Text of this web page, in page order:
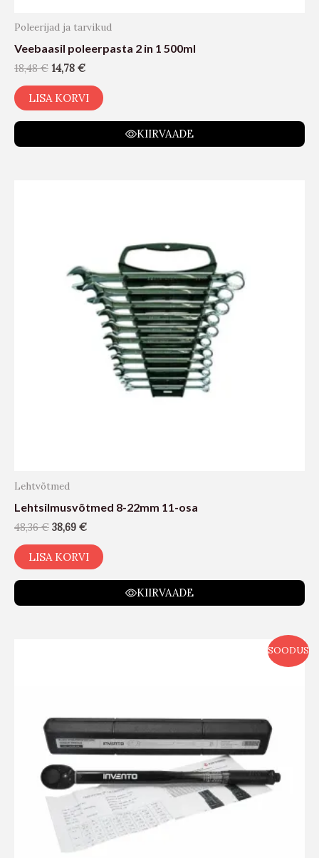
Poleerijad ja tarvikud
Veebaasil poleerpasta 2 in 1 500ml
18,48€ 14,78 €
LISA KORVI
KIIRVAADE
Lehtvõtmed
Lehtsilmusvõtmed 8-22mm 11-osa
48,36€ 38,69 €
LISA KORVI
KIIRVAADE
SOODUS